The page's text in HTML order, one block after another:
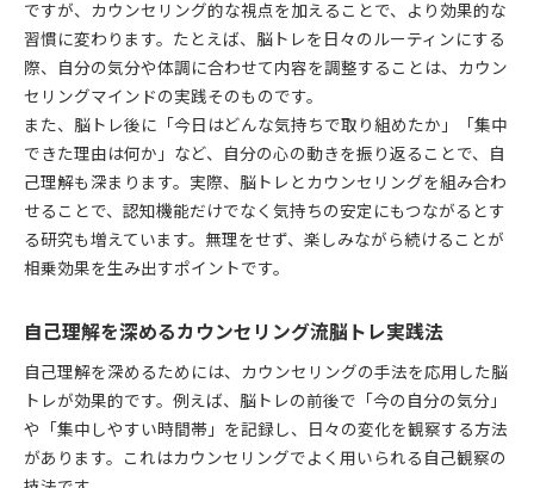
カウンセリング視点で選ぶSwitch脳トレ活用法
Switch脳トレとカウンセリングの共通点を解説
継続しやすいSwitch脳トレとカウンセリング習慣
今話題の脳トレ習慣をカウンセリング視点で
カウンセリング視点で注目の最新脳トレ習慣
話題の脳トレとカウンセリングの融合メリット
脳トレ川島教授の今とカウンセリング活用法
カウンセリングで考える脳トレ習慣の選び方
流行の脳トレにカウンセリング効果をプラス
ですが、カウンセリング的な視点を加えることで、より効果的な
習慣に変わります。たとえば、脳トレを日々のルーティンにする
際、自分の気分や体調に合わせて内容を調整することは、カウン
セリングマインドの実践そのものです。
また、脳トレ後に「今日はどんな気持ちで取り組めたか」「集中
できた理由は何か」など、自分の心の動きを振り返ることで、自
己理解も深まります。実際、脳トレとカウンセリングを組み合わ
せることで、認知機能だけでなく気持ちの安定にもつながるとす
る研究も増えています。無理をせず、楽しみながら続けることが
相乗効果を生み出すポイントです。
自己理解を深めるカウンセリング流脳トレ実践法
自己理解を深めるためには、カウンセリングの手法を応用した脳
トレが効果的です。例えば、脳トレの前後で「今の自分の気分」
や「集中しやすい時間帯」を記録し、日々の変化を観察する方法
があります。これはカウンセリングでよく用いられる自己観察の